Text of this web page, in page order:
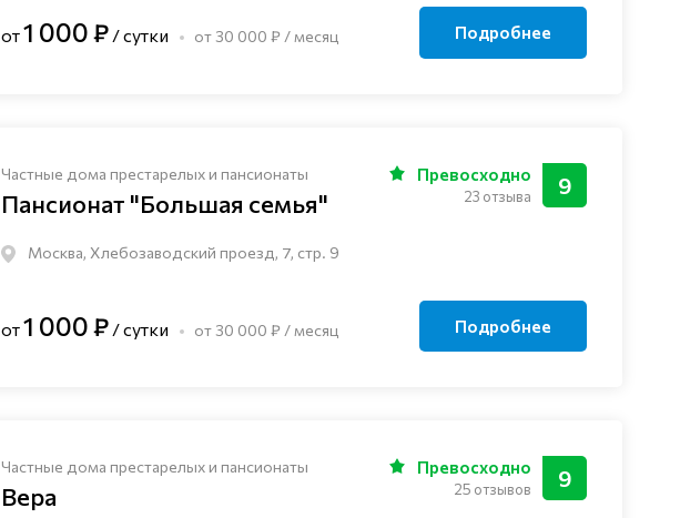
от1 000 ₽ / сутки от 30 000 ₽ / месяц Подробнее
Частные дома престарелых и пансионаты
Пансионат "Большая семья"
Москва, Хлебозаводский проезд, 7, стр. 9
9
Превосходно
23 отзыва
от1 000 ₽ / сутки от 30 000 ₽ / месяц Подробнее
Частные дома престарелых и пансионаты
Вера
9
Превосходно
25 отзывов